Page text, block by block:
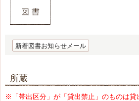
新着図書お知らせメール
所蔵
※「帯出区分」が「貸出禁止」のものは